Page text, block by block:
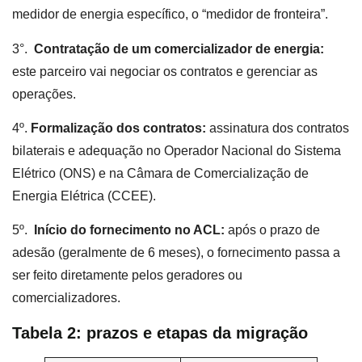
medidor de energia específico, o “medidor de fronteira”.
3°. Contratação de um comercializador de energia:
este parceiro vai negociar os contratos e gerenciar as
operações.
4º. Formalização dos contratos: assinatura dos contratos
bilaterais e adequação no Operador Nacional do Sistema
Elétrico (ONS) e na Câmara de Comercialização de
Energia Elétrica (CCEE).
5º. Início do fornecimento no ACL: após o prazo de
adesão (geralmente de 6 meses), o fornecimento passa a
ser feito diretamente pelos geradores ou
comercializadores.
Tabela 2: prazos e etapas da migração